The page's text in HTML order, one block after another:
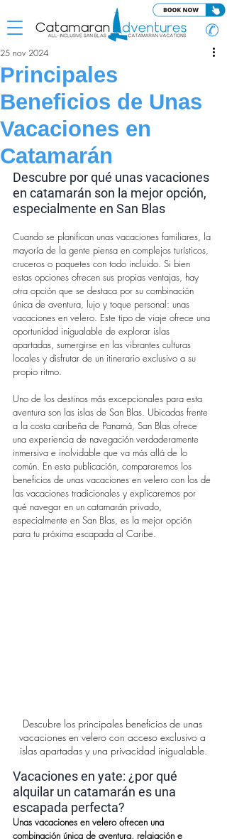
✆
Principales
Beneficios de Unas
Vacaciones en
Catamarán
25 nov 2024
Descubre por qué unas vacaciones
en catamarán son la mejor opción,
especialmente en San Blas
Cuando se planifican unas vacaciones familiares, la
mayoría de la gente piensa en complejos turísticos,
cruceros o paquetes con todo incluido. Si bien
estas opciones ofrecen sus propias ventajas, hay
otra opción que se destaca por su combinación
única de aventura, lujo y toque personal: unas
vacaciones en velero. Este tipo de viaje ofrece una
oportunidad inigualable de explorar islas
apartadas, sumergirse en las vibrantes culturas
locales y disfrutar de un itinerario exclusivo a su
propio ritmo.
Uno de los destinos más excepcionales para esta
aventura son las islas de San Blas. Ubicadas frente
a la costa caribeña de Panamá, San Blas ofrece
una experiencia de navegación verdaderamente
inmersiva e inolvidable que va más allá de lo
común. En esta publicación, compararemos los
beneficios de unas vacaciones en velero con los de
las vacaciones tradicionales y explicaremos por
qué navegar en un catamarán privado,
especialmente en San Blas, es la mejor opción
para tu próxima escapada al Caribe.
Descubre los principales beneficios de unas
vacaciones en velero con acceso exclusivo a
islas apartadas y una privacidad inigualable.
Vacaciones en yate: ¿por qué
alquilar un catamarán es una
escapada perfecta?
Unas vacaciones en velero ofrecen una
combinación única de aventura, relajación e